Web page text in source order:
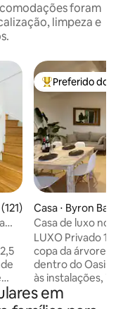
foram
limpeza e
uma avaliação média de
Entre os
Preferido dos
Casa ⋅ Byron Bay
Casa de luxo no
'DragonFly' no
LUXO Privado
copa da árvore
dentro do Oasis
às instalações,
ao ar livre,
academia, com
em